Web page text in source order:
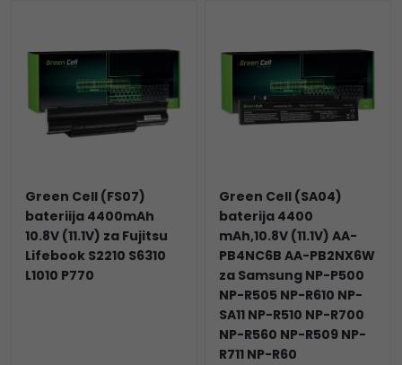
Green Cell (FS07)
bateriija 4400mAh
10.8V (11.1V) za Fujitsu
Lifebook S2210 S6310
L1010 P770
Green Cell (SA04)
baterija 4400
mAh,10.8V (11.1V) AA-
PB4NC6B AA-PB2NX6W
za Samsung NP-P500
NP-R505 NP-R610 NP-
SA11 NP-R510 NP-R700
NP-R560 NP-R509 NP-
R711 NP-R60